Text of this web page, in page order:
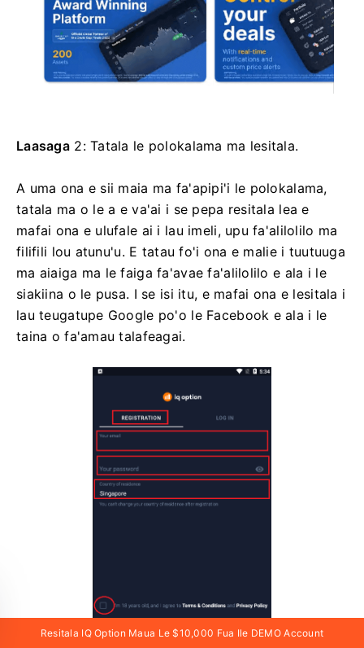
Laasaga2: Tatala le polokalama ma lesitala.
A uma ona e sii maia ma fa'apipi'i le polokalama,
tatala ma o le a e va'ai i se pepa resitala lea e
mafai ona e ulufale ai i lau imeli, upu fa'alilolilo ma
filifili lou atunu'u. E tatau fo'i ona e malie i tuutuuga
ma aiaiga ma le faiga fa'avae fa'alilolilo e ala i le
siakiina o le pusa. I se isi itu, e mafai ona e lesitala i
lau teugatupe Google po'o le Facebook e ala i le
taina o fa'amau talafeagai.
Resitala IQ Option Maua Le $10,000 Fua Ile DEMO Account